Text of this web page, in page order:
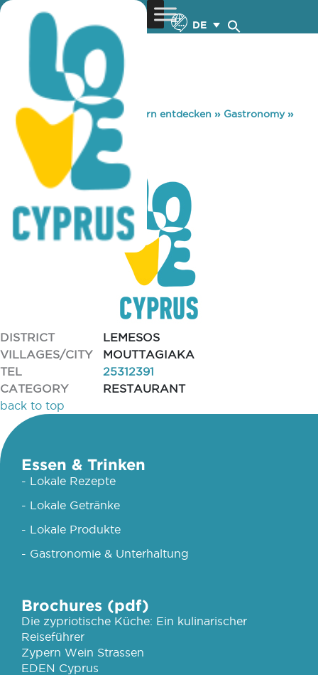
DE
You are here: Home »Zypern entdecken » Gastronomy»
SHAKE
SHAKE
DISTRICT
LEMESOS
VILLAGES/CITY
MOUTTAGIAKA
TEL
25312391
CATEGORY
RESTAURANT
back to top
Essen & Trinken
- Lokale Rezepte
- Lokale Getränke
- Lokale Produkte
- Gastronomie & Unterhaltung
Brochures (pdf)
Die zypriotische Küche: Ein kulinarischer
Reiseführer
Zypern Wein Strassen
EDEN Cyprus